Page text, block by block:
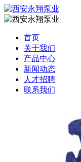
首页
关于我们
产品中心
新闻动态
人才招聘
联系我们